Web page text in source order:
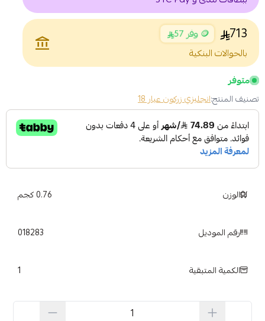
713 🪙 وفر 57
بالحوالات البنكية
account_balance
متوفر
تصنيف المنتج:انجليزي زركون عيار 18
الوزن 0.76 كجم
رقم الموديل 018283
الكمية المتبقية 1